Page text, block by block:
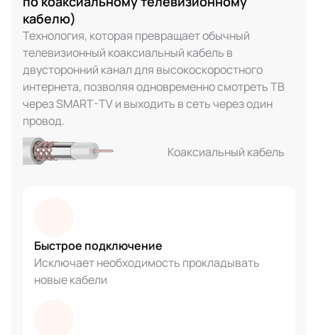
кабелю)
Технология, которая превращает обычный
телевизионный коаксиальный кабель в
двусторонний канал для высокоскоростного
интернета, позволяя одновременно смотреть ТВ
через SMART-TV и выходить в сеть через один
провод.
Коаксиальный кабель
Быстрое подключение
Исключает необходимость прокладывать
новые кабели